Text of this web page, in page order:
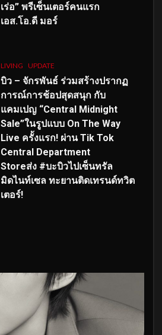
เร่อ” พรีเซ็นเตอร์คนแรก
เอส.โอ.ดี มอร์
LIVING UPDATE
บิว – จักรพันธ์ ร่วมสร้างปรากฏ
การณ์การช้อปสุดสนุก กับ
แคมเปญ “Central Midnight
Sale”ในรูปแบบ On The Way
Live ครั้งแรก! ผ่าน Tik Tok
Central Department
Storeส่ง #บะบิวไปเซ็นทรัล
มิดไนท์เซล ทะยานติดเทรนด์ทวิต
เตอร์!